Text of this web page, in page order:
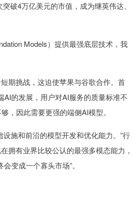
破4万亿美元的市值，成为继英伟达、
Models）提供最强底层技术，我
期挑战，这迫使苹果与谷歌合作。首
的发展，用户对AI服务的质量标准不
，因此需要更强的端侧AI模型。
施和前沿的模型开发和优化能力。”行
拥有业界比较公认的最强多模态能力，
变成一个寡头市场”。